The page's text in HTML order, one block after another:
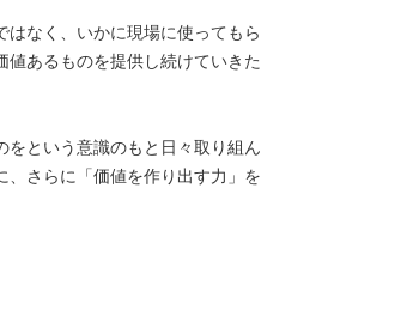
なく、いかに現場に使ってもら
値あるものを提供し続けていきた
という意識のもと日々取り組ん
、さらに「価値を作り出す力」を